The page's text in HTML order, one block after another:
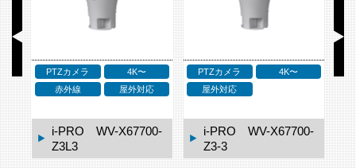
PTZカメラ
4K〜
赤外線
屋外対応
i-PRO WV-X67700-
Z3L3
PTZカメラ
4K〜
屋外対応
i-PRO WV-X67700-
Z3-3